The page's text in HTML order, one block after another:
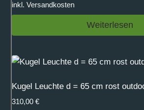
inkl. Versandkosten
Weiterlesen
Kugel Leuchte d = 65 cm rost
310,00 €